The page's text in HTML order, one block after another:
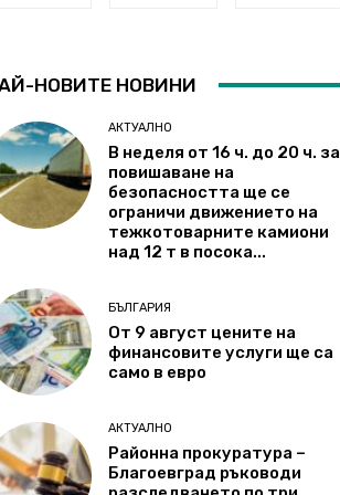
НОВИТЕ НОВИНИ
АКТУАЛНО
В неделя от 16 ч. до 20 ч. за
повишаване на
безопасността ще се
ограничи движението на
тежкотоварните камиони
над 12 т в посока...
БЪЛГАРИЯ
От 9 август цените на
финансовите услуги ще са
само в евро
АКТУАЛНО
Районна прокуратура –
Благоевград ръководи